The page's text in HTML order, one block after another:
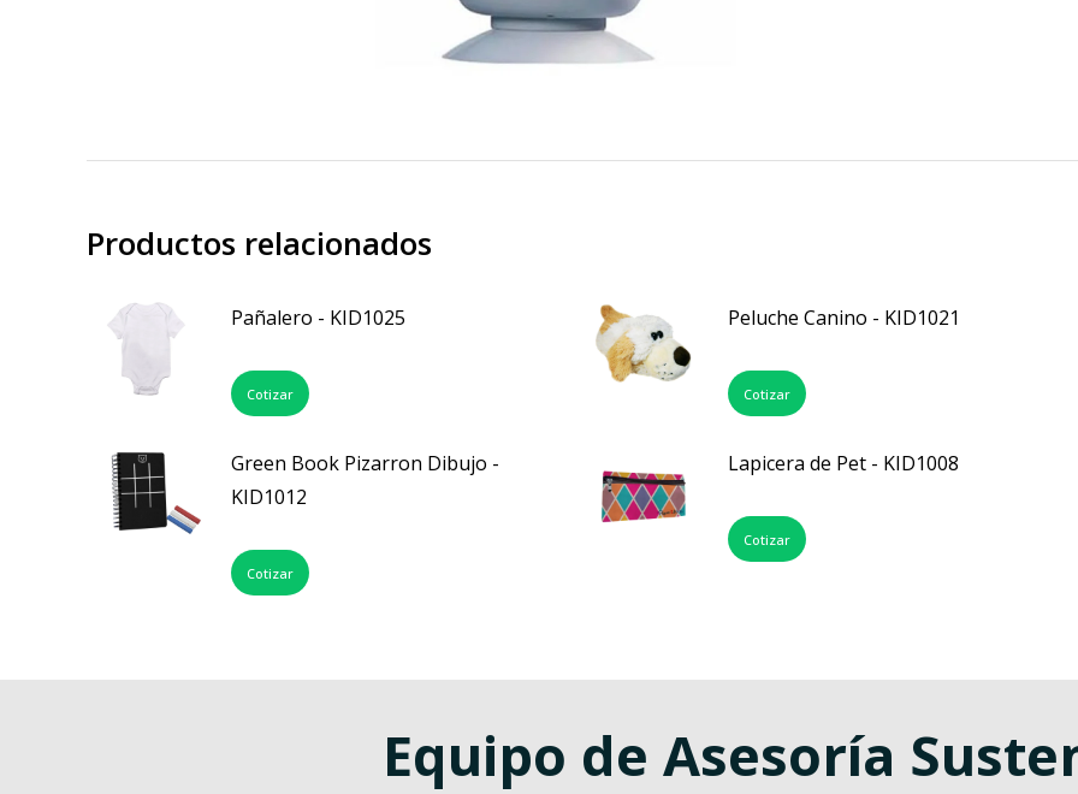
Productos relacionados
Pañalero - KID1025
Cotizar
Peluche Canino - KID1021
Cotizar
Green Book Pizarron Dibujo -
KID1012
Cotizar
Lapicera de Pet - KID1008
Cotizar
Equipo de Asesoría